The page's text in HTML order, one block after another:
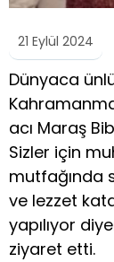
21 Eylül 2024
Dünyaca
acı Maraş
Sizler için
mutfağında
ve lezzet
yapılıyor
ziyaret etti.